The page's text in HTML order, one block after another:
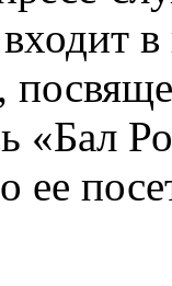
«Бал
ее